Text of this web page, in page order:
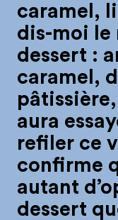
caramel,
dis-moi le
dessert :
caramel,
aura
refiler ce
confirme
autant
dessert